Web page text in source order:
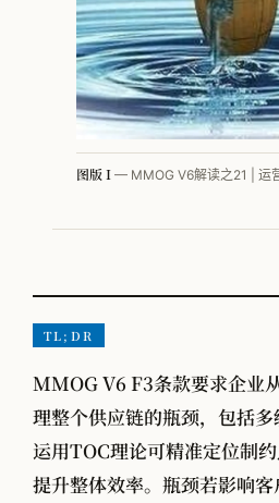
按行业看 · 汽车零部件
方法论体系总览
PFEP
全部观点
供应链管理
图版 I — MMOG V6解读之21 | 运
TL;DR
MMOG V6 F3条款要求企业
理整个供应链的瓶颈，包括多
运用TOC理论可精准定位制
提升整体效率。瓶颈若影响